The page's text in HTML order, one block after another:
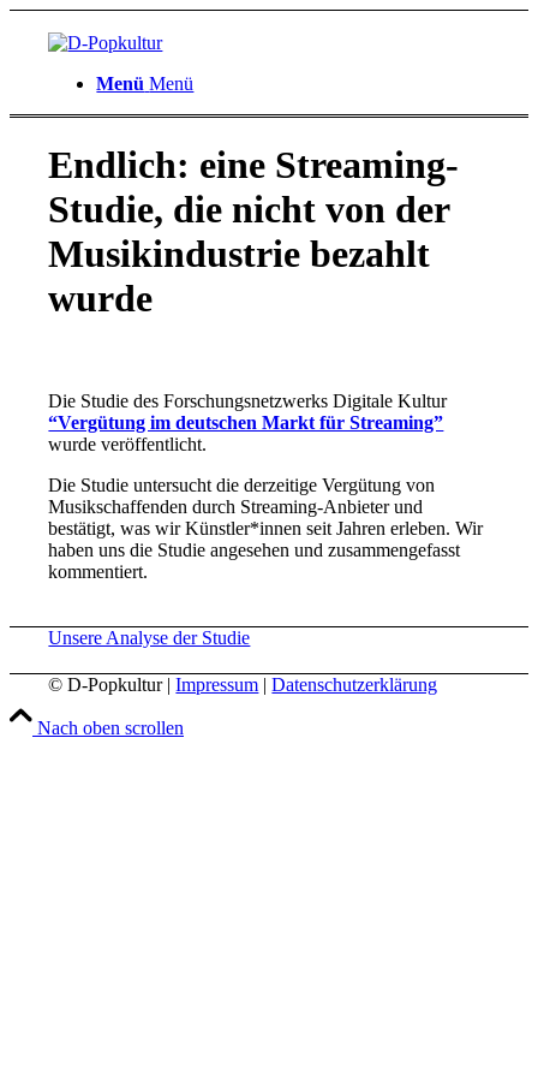
Menü Menü
Endlich: eine Streaming-
Studie, die nicht von der
Musikindustrie bezahlt
wurde
Die Studie des Forschungsnetzwerks Digitale Kultur
“Vergütung im deutschen Markt für Streaming”
wurde veröffentlicht.
Die Studie untersucht die derzeitige Vergütung von
Musikschaffenden durch Streaming-Anbieter und
bestätigt, was wir Künstler*innen seit Jahren erleben. Wir
haben uns die Studie angesehen und zusammengefasst
kommentiert.
Unsere Analyse der Studie
© D-Popkultur |Impressum |Datenschutzerklärung
Nach oben scrollen